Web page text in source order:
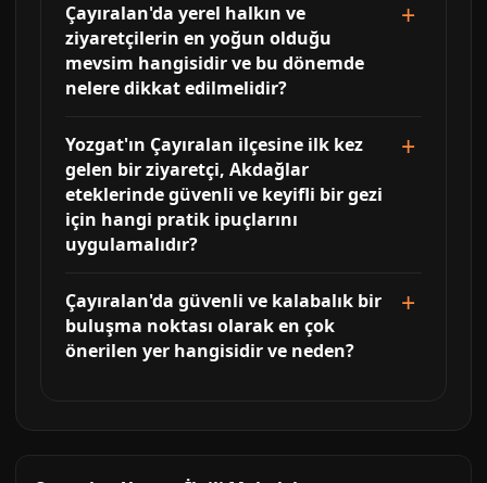
Çayıralan'da yerel halkın ve
ziyaretçilerin en yoğun olduğu
mevsim hangisidir ve bu dönemde
nelere dikkat edilmelidir?
Yozgat'ın Çayıralan ilçesine ilk kez
gelen bir ziyaretçi, Akdağlar
eteklerinde güvenli ve keyifli bir gezi
için hangi pratik ipuçlarını
uygulamalıdır?
Çayıralan'da güvenli ve kalabalık bir
buluşma noktası olarak en çok
önerilen yer hangisidir ve neden?